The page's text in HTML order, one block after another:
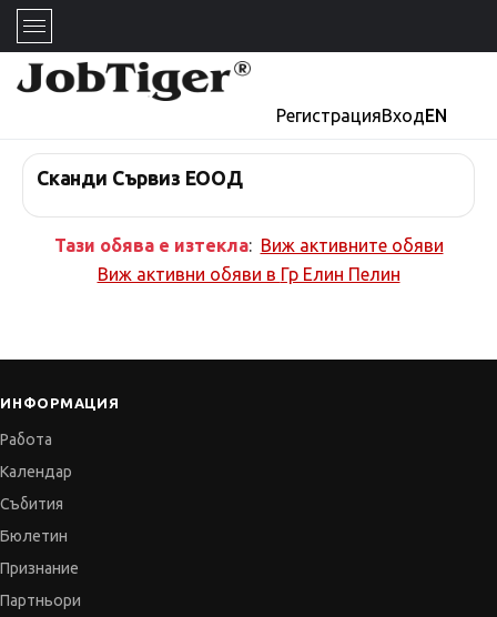
РегистрацияВходEN
Сканди Сървиз ЕООД
Тази обява е изтекла: Виж активните обяви
Виж активни обяви в Гр Елин Пелин
ИНФОРМАЦИЯ
Работа
Календар
Събития
Бюлетин
Признание
Партньори